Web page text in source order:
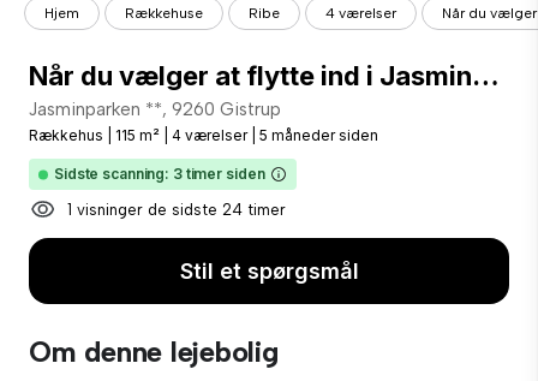
Hjem Rækkehuse Ribe 4 værelser Når du
Når du vælger at flytte ind i Jasminparken, får du en tilbudspakke med i købet som en ekstra velkomstgave!
Jasminparken **, 9260 Gistrup
Rækkehus 115 m² 4 værelser 5 måneder siden
Sidste scanning: 3 timer siden
1 visninger de sidste 24 timer
Stil et spørgsmål
Om denne lejebolig